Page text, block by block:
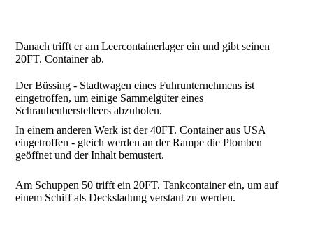
Danach trifft er am Leercontainerlager ein und gibt seinen
20FT. Container ab.
Der Büssing - Stadtwagen eines Fuhrunternehmens ist
eingetroffen, um einige Sammelgüter eines
Schraubenherstelleers abzuholen.
In einem anderen Werk ist der 40FT. Container aus USA
eingetroffen - gleich werden an der Rampe die Plomben
geöffnet und der Inhalt bemustert.
Am Schuppen 50 trifft ein 20FT. Tankcontainer ein, um auf
einem Schiff als Decksladung verstaut zu werden.